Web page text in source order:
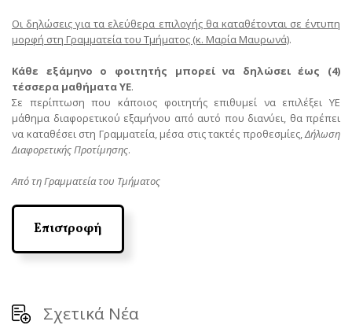
Οι δηλώσεις για τα ελεύθερα επιλογής θα καταθέτονται σε έντυπη
μορφή στη Γραμματεία του Τμήματος (κ. Μαρία Μαυρωνά).
Κάθε εξάμηνο ο φοιτητής μπορεί να δηλώσει έως (4)
τέσσερα μαθήματα ΥΕ.
Σε περίπτωση που κάποιος φοιτητής επιθυμεί να επιλέξει ΥΕ
μάθημα διαφορετικού εξαμήνου από αυτό που διανύει, θα πρέπει
να καταθέσει στη Γραμματεία, μέσα στις τακτές προθεσμίες, Δήλωση
Διαφορετικής Προτίμησης.
Από τη Γραμματεία του Τμήματος
Επιστροφή
Σχετικά Νέα